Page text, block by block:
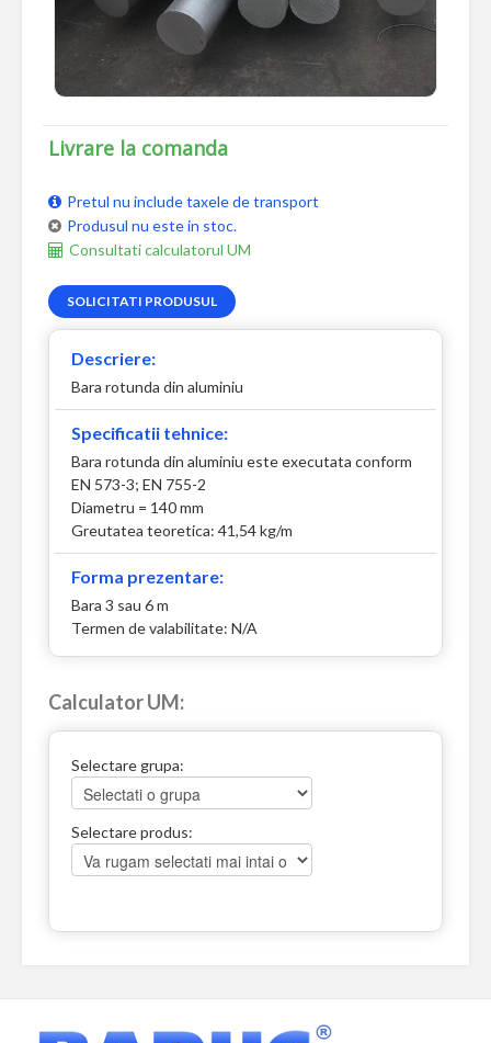
Livrare la comanda
Pretul nu include taxele de transport
Produsul nu este in stoc.
Consultati calculatorul UM
SOLICITATI PRODUSUL
Descriere:
Bara rotunda din aluminiu
Specificatii tehnice:
Bara rotunda din aluminiu este executata conform
EN 573-3; EN 755-2
Diametru = 140 mm
Greutatea teoretica: 41,54 kg/m
Forma prezentare:
Bara 3 sau 6 m
Termen de valabilitate: N/A
Calculator UM:
Selectare grupa:
Selectare produs: